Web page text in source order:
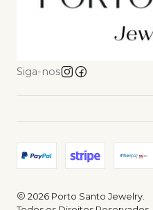
Siga-nos
2026 Porto Santo Jewelry.